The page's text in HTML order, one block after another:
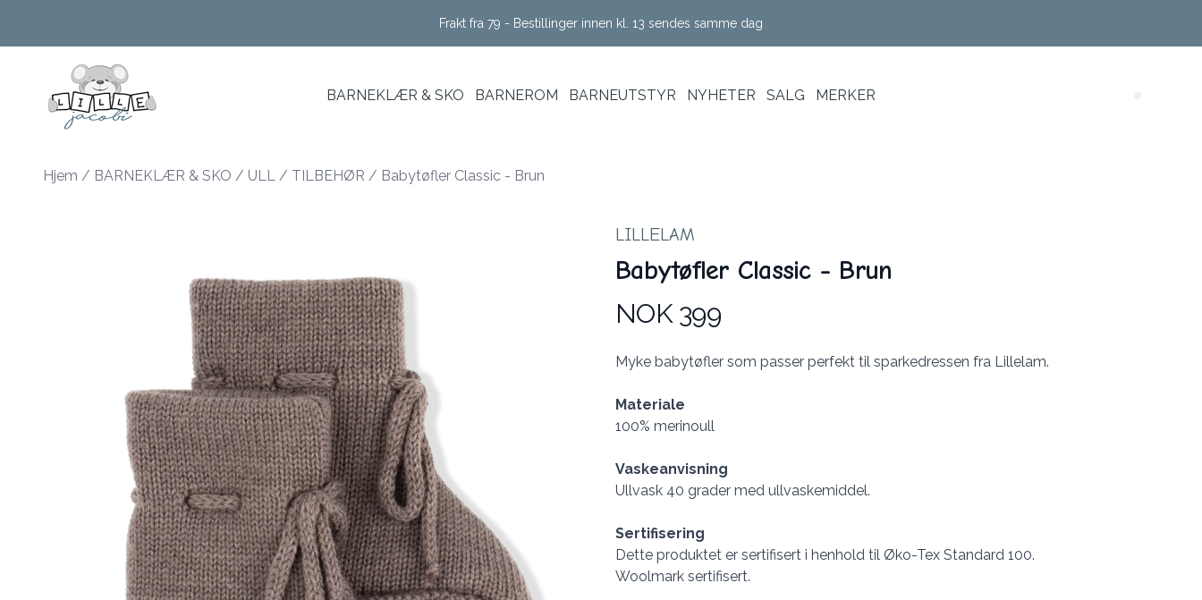
Frakt fra 79 - Bestillinger innen kl. 13 sendes samme dag
BARNEKLÆR & SKO BARNEROM BARNEUTSTYR NYHETER SALG MERKER
Hjem / BARNEKLÆR & SKO / ULL / TILBEHØR / Babytøfler Classic - Brun
LILLELAM
Babytøfler Classic - Brun
Produktdetaljer
NOK 399
Description
Myke babytøfler som passer perfekt til sparkedressen fra Lillelam.
Materiale
100% merinoull
Vaskeanvisning
Ullvask 40 grader med ullvaskemiddel.
Sertifisering
Dette produktet er sertifisert i henhold til Øko-Tex Standard 100.
Woolmark sertifisert.